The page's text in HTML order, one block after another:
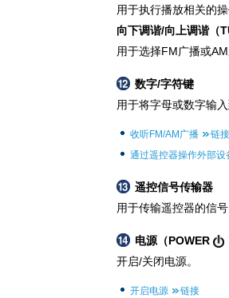
用于执行播放相关的操
向下调谐/向上调谐（
用于选择FM广播或AM
数字/字符键
用于将字母或数字输入
收听FM/AM广播
链接
通过遥控器操作外部设
遥控信号传输器
用于传输遥控器的信号
电源（POWER
开启/关闭电源。
开启电源
链接